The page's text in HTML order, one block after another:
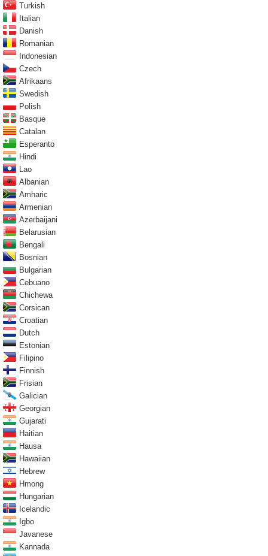
Turkish
Italian
Danish
Romanian
Indonesian
Czech
Afrikaans
Swedish
Polish
Basque
Catalan
Esperanto
Hindi
Lao
Albanian
Amharic
Armenian
Azerbaijani
Belarusian
Bengali
Bosnian
Bulgarian
Cebuano
Chichewa
Corsican
Croatian
Dutch
Estonian
Filipino
Finnish
Frisian
Galician
Georgian
Gujarati
Haitian
Hausa
Hawaiian
Hebrew
Hmong
Hungarian
Icelandic
Igbo
Javanese
Kannada